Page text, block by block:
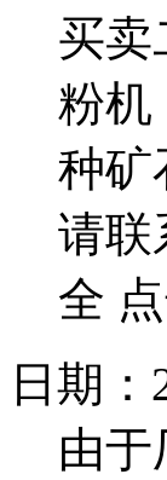
买卖
粉机
种矿
请联
全
日期：
由于